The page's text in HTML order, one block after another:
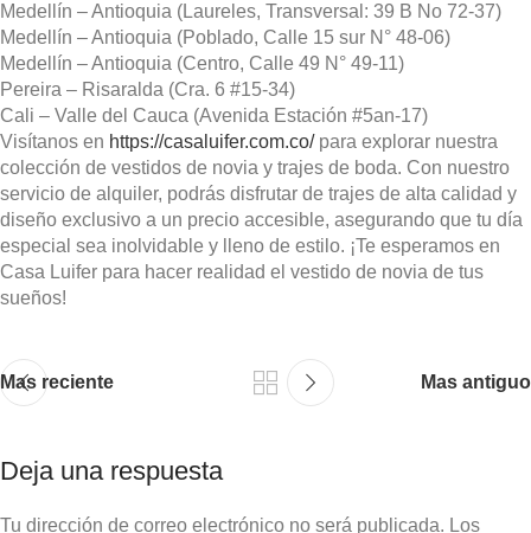
Medellín – Antioquia (Laureles, Transversal: 39 B No 72-37)
Medellín – Antioquia (Poblado, Calle 15 sur N° 48-06)
Medellín – Antioquia (Centro, Calle 49 N° 49-11)
Pereira – Risaralda (Cra. 6 #15-34)
Cali – Valle del Cauca (Avenida Estación #5an-17)
Visítanos en https://casaluifer.com.co/ para explorar nuestra
colección de vestidos de novia y trajes de boda. Con nuestro
servicio de alquiler, podrás disfrutar de trajes de alta calidad y
diseño exclusivo a un precio accesible, asegurando que tu día
especial sea inolvidable y lleno de estilo. ¡Te esperamos en
Casa Luifer para hacer realidad el vestido de novia de tus
sueños!
Mas reciente Mas antiguo
Deja una respuesta
Tu dirección de correo electrónico no será publicada. Los